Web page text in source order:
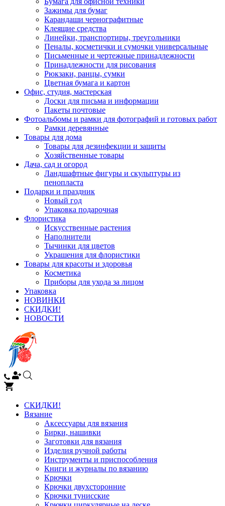
Зажимы для бумаг
Карандаши чернографитные
Клеящие средства
Линейки, транспортиры, треугольники
Пеналы, косметички и сумочки универсальные
Письменные и чертежные принадлежности
Принадлежности для рисования
Рюкзаки, ранцы, сумки
Цветная бумага и картон
Офис, студия, мастерская
Доски для письма и информации
Пакеты почтовые
Фотоальбомы и рамки для фотографий и готовых работ
Рамки деревянные
Товары для дома
Товары для дезинфекции и защиты
Хозяйственные товары
Дача, сад и огород
Ландшафтные фигуры и скульптуры из
пенопласта
Подарки и праздник
Новый год
Упаковка подарочная
Флористика
Искусственные растения
Наполнители
Тычинки для цветов
Украшения для флористики
Товары для красоты и здоровья
Косметика
Приборы для ухода за лицом
Упаковка
НОВИНКИ
СКИДКИ!
НОВОСТИ
СКИДКИ!
Вязание
Аксессуары для вязания
Бирки, нашивки
Заготовки для вязания
Изделия ручной работы
Инструменты и приспособления
Книги и журналы по вязанию
Крючки
Крючки двухсторонние
Крючки тунисские